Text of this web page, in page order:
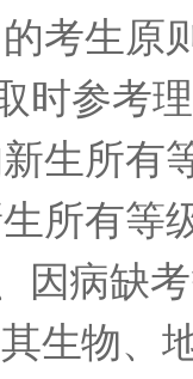
考生原
时参考
生所有
所有等
因病缺
生物、